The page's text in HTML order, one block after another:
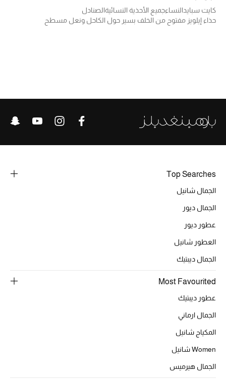
عرض جميع المنتجات
خصومات
الموسم الجديد
حصريًا عبر الإنترنت
جميع إصدارتنا النسائية
الحب للمحلي
الملابس الرياضية النسائية
تشكيلة الأعراس
كايت سبايدالنساءجميع الأحذية النسائيةالصنادل
حذاء إيلويز مفتوح من الخلف بسير حول الكاحل ونعل مسطح
Top Searches
الجمال شانيل
الجمال ديور
عطور ديور
العطور شانيل
الجمال ديبتيك
Most Favourited
عطور ديبتيك
الجمال ارماني
المكياج شانيل
Women شانيل
الجمال هيرميس